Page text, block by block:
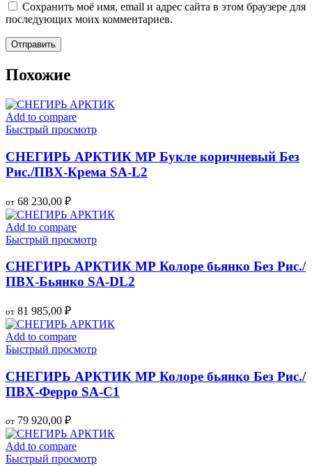
Сохранить моё имя, email и адрес сайта в этом браузере для
последующих моих комментариев.
Похожие
Add to compare
Быстрый просмотр
СНЕГИРЬ АРКТИК МР Букле коричневый Без
Рис./ПВХ-Крема SA-L2
от 68 230,00 ₽
Add to compare
Быстрый просмотр
СНЕГИРЬ АРКТИК МР Колоре бьянко Без Рис./
ПВХ-Бьянко SA-DL2
от 81 985,00 ₽
Add to compare
Быстрый просмотр
СНЕГИРЬ АРКТИК МР Колоре бьянко Без Рис./
ПВХ-Ферро SA-C1
от 79 920,00 ₽
Add to compare
Быстрый просмотр